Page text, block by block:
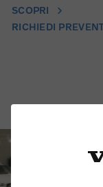
SCOPRI
RICHIEDI